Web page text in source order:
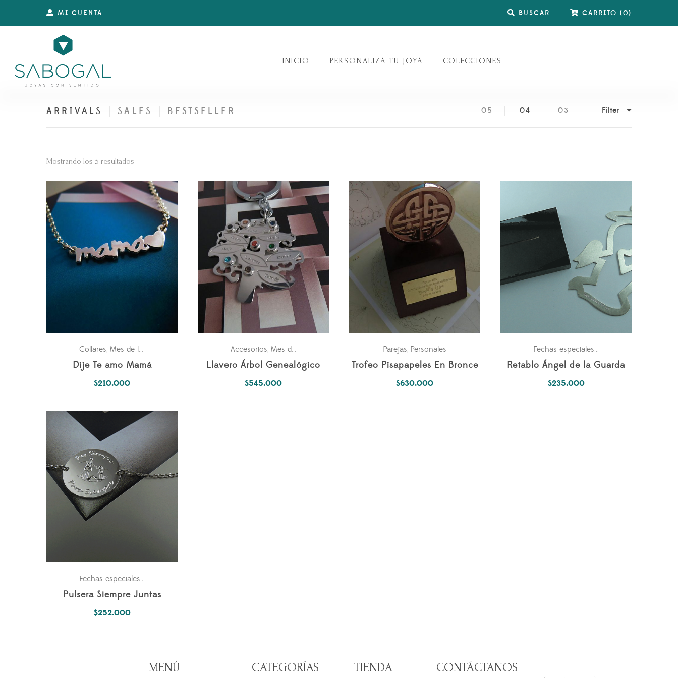
MI CUENTA BUSCAR CARRITO (0)
INICIO PERSONALIZA TU JOYA COLECCIONES
ARRIVALS SALES BESTSELLER 05 04 03 Filter
Mostrando los 5 resultados
los
últimos
Collares, Mes de la Madre Pasiones
Dije Te amo Mamá
$210.000
Accesorios, Mes de la Madre Personales
Llavero Árbol Genealógico
$545.000
Parejas, Personales
Trofeo Pisapapeles En Bronce
$630.000
Fechas especiales
,Personales
Retablo Ángel de la Guarda
$235.000
Fechas especiales
,Para ella
Pulsera Siempre Juntas
$252.000
MENÚ CATEGORÍAS TIENDA
CONTÁCTANOS